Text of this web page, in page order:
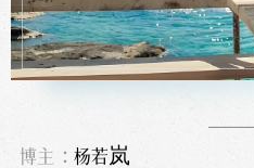
博主：杨若岚